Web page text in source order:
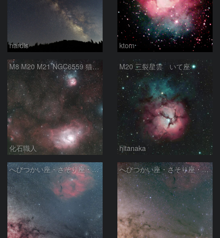
nardis ktom
M8 M20 M21 NGC6559 猫の手星雲 いて座
化石職人
M20 三裂星雲 いて座
hltanaka
へびつかい座・さそり座・いて座と天の川 へびつかい座・さそり座・いて座と天の川